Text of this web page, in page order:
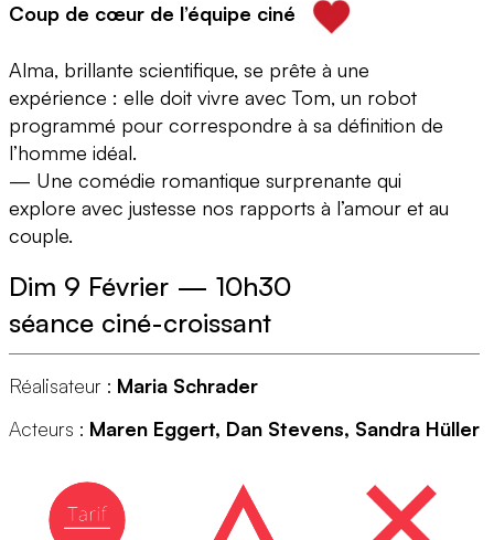
Coup de cœur de l’équipe ciné
Alma, brillante scientifique, se prête à une
expérience : elle doit vivre avec Tom, un robot
programmé pour correspondre à sa définition de
l’homme idéal.
— Une comédie romantique surprenante qui
explore avec justesse nos rapports à l’amour et au
couple.
Dim 9 Février — 10h30
séance ciné-croissant
Réalisateur : Maria Schrader
Acteurs : Maren Eggert, Dan Stevens, Sandra Hüller